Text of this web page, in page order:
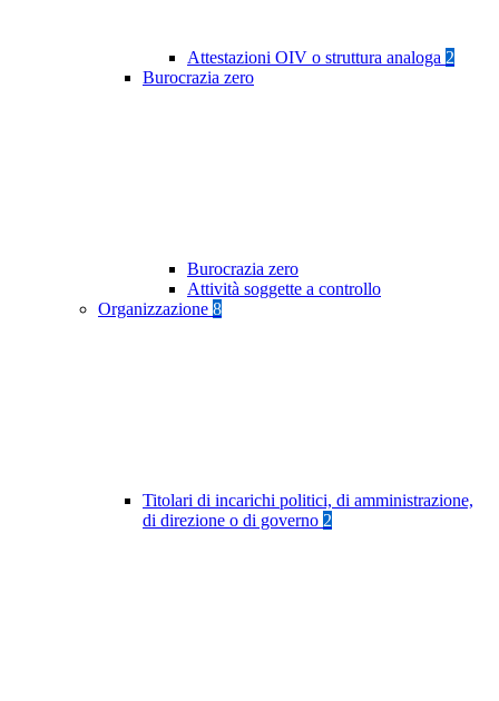
Attestazioni OIV o struttura analoga 2
Burocrazia zero
Burocrazia zero
Attività soggette a controllo
Organizzazione 8
Titolari di incarichi politici, di amministrazione,
di direzione o di governo 2